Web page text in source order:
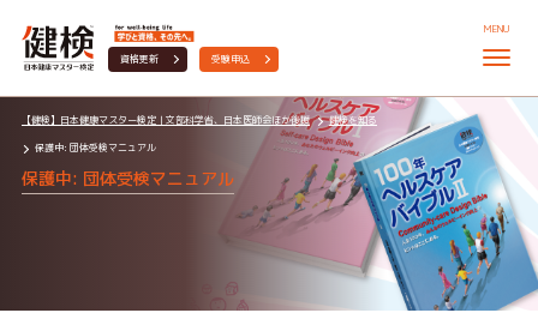
資格更新 受験申込
MENU
【健検】日本健康マスター検定｜文部科学省、日本医師会ほか後援
健検を知る
保護中: 団体受検マニュアル
保護中: 団体受検マニュアル